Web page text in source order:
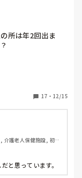
所は年2回出ま
17 ・ 12/15
介護老人保健施設, 初任
と思っています。